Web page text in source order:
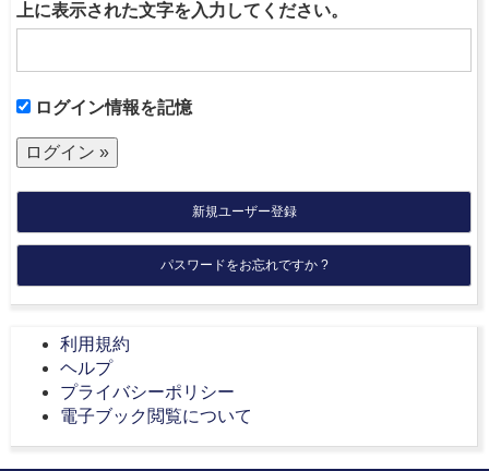
上に表示された文字を入力してください。
ログイン情報を記憶
新規ユーザー登録
パスワードをお忘れですか ?
利用規約
ヘルプ
プライバシーポリシー
電子ブック閲覧について